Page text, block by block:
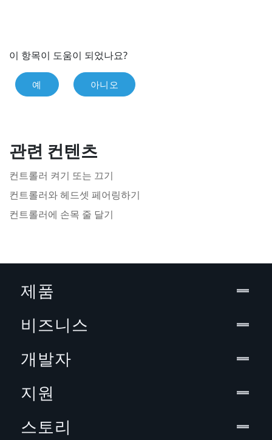
이 항목이 도움이 되었나요?
예 아니오
관련 컨텐츠
컨트롤러 켜기 또는 끄기
컨트롤러와 헤드셋 페어링하기
컨트롤러에 손목 줄 달기
제품
비즈니스
개발자
지원
스토리